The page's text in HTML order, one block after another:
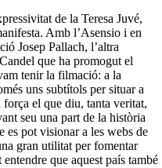
de la Teresa Juvé,
Amb l’Asensio i en
Josep Pallach, l’altra
que ha promogut el
tenir la filmació: a la
uns subtítols per situar a
força el que diu, tanta veritat,
seu una part de la història
es pot visionar a les webs de
gran utilitat per fomentar
que aquest país també